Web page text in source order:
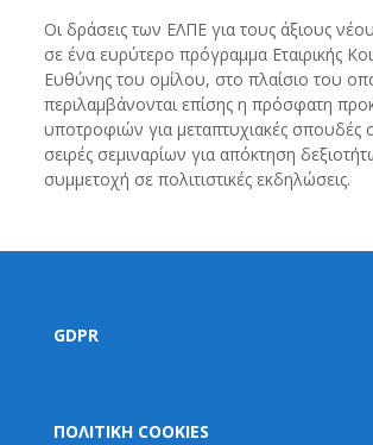
Οι δράσεις των ΕΛΠΕ για τους άξιους
σε ένα ευρύτερο πρόγραμμα Εταιρικής
Ευθύνης του ομίλου, στο πλαίσιο του
περιλαμβάνονται επίσης η πρόσφατη
υποτροφιών για μεταπτυχιακές σπουδές
σειρές σεμιναρίων για απόκτηση
συμμετοχή σε πολιτιστικές εκδηλώσεις.
GDPR
ΠΟΛΙΤΙΚΗ COOKIES